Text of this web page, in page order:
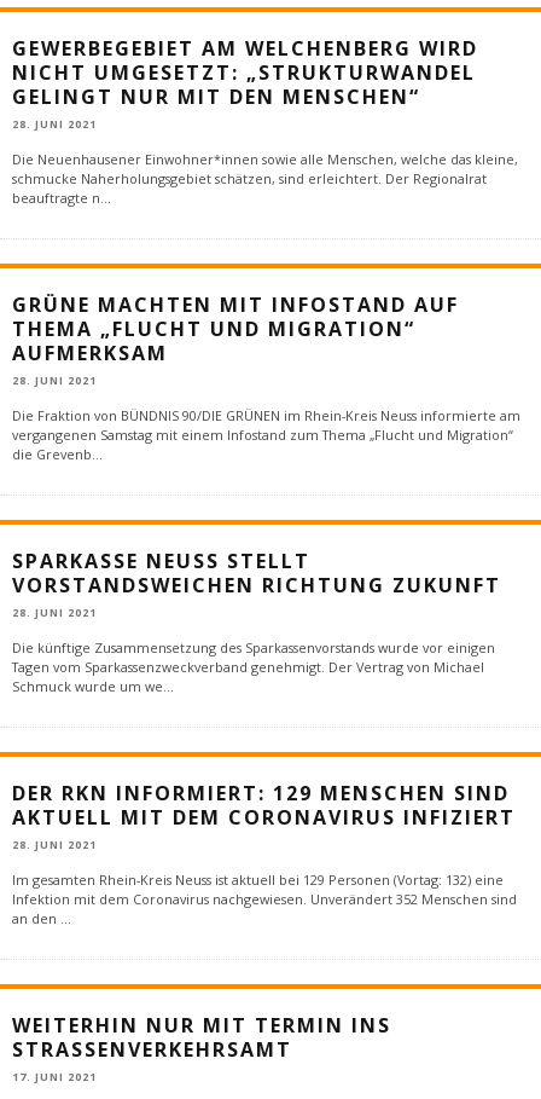
GEWERBEGEBIET AM WELCHENBERG WIRD
NICHT UMGESETZT: „STRUKTURWANDEL
GELINGT NUR MIT DEN MENSCHEN“
28. JUNI 2021
Die Neuenhausener Einwohner*innen sowie alle Menschen, welche das kleine,
schmucke Naherholungsgebiet schätzen, sind erleichtert. Der Regionalrat
beauftragte n...
GRÜNE MACHTEN MIT INFOSTAND AUF
THEMA „FLUCHT UND MIGRATION“
AUFMERKSAM
28. JUNI 2021
Die Fraktion von BÜNDNIS 90/DIE GRÜNEN im Rhein-Kreis Neuss informierte am
vergangenen Samstag mit einem Infostand zum Thema „Flucht und Migration“
die Grevenb...
SPARKASSE NEUSS STELLT
VORSTANDSWEICHEN RICHTUNG ZUKUNFT
28. JUNI 2021
Die künftige Zusammensetzung des Sparkassenvorstands wurde vor einigen
Tagen vom Sparkassenzweckverband genehmigt. Der Vertrag von Michael
Schmuck wurde um we...
DER RKN INFORMIERT: 129 MENSCHEN SIND
AKTUELL MIT DEM CORONAVIRUS INFIZIERT
28. JUNI 2021
Im gesamten Rhein-Kreis Neuss ist aktuell bei 129 Personen (Vortag: 132) eine
Infektion mit dem Coronavirus nachgewiesen. Unverändert 352 Menschen sind
an den ...
WEITERHIN NUR MIT TERMIN INS
STRASSENVERKEHRSAMT
17. JUNI 2021